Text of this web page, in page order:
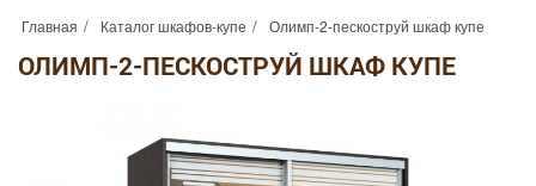
Главная Каталог шкафов-купе Олимп-2-пескоструй шкаф купе
ОЛИМП-2-ПЕСКОСТРУЙ ШКАФ КУПЕ